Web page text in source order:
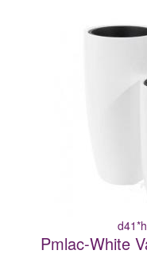
Pmlac-White